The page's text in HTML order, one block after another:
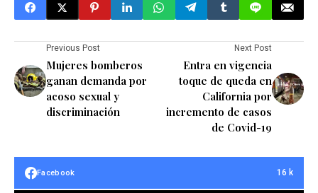
Previous Post
Mujeres bomberos
ganan demanda por
acoso sexual y
discriminación
Next Post
Entra en vigencia
toque de queda en
California por
incremento de casos
de Covid-19
Facebook 16 k